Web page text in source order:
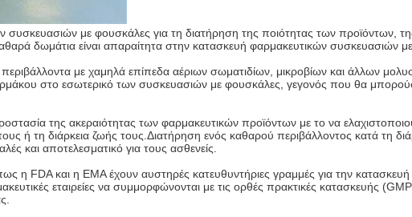
συσκευασιών με φουσκάλες για τη διατήρηση της ποιότητας των προϊόντων,
δωμάτια είναι απαραίτητα στην κατασκευή φαρμακευτικών συσκευασιών
με χαμηλά επίπεδα αέριων σωματιδίων, μικροβίων και άλλων
στο εσωτερικό των συσκευασιών με φουσκάλες, γεγονός που θα
της ακεραιότητας των φαρμακευτικών προϊόντων με το να
ή τη διάρκεια ζωής τους.Διατήρηση ενός καθαρού περιβάλλοντος κατά τη
και αποτελεσματικό για τους ασθενείς.
η FDA και η EMA έχουν αυστηρές κατευθυντήριες γραμμές για την
εταιρείες να συμμορφώνονται με τις ορθές πρακτικές κατασκευής (GMP)